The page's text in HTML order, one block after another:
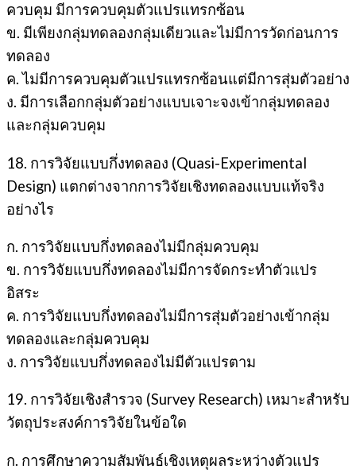
ควบคุม มีการควบคุมตัวแปรแทรกซ้อน
ข. มีเพียงกลุ่มทดลองกลุ่มเดียวและไม่มีการวัดก่อนการ
ทดลอง
ค. ไม่มีการควบคุมตัวแปรแทรกซ้อนแต่มีการสุ่มตัวอย่าง
ง. มีการเลือกกลุ่มตัวอย่างแบบเจาะจงเข้ากลุ่มทดลอง
และกลุ่มควบคุม
18. การวิจัยแบบกึ่งทดลอง (Quasi-Experimental
Design) แตกต่างจากการวิจัยเชิงทดลองแบบแท้จริง
อย่างไร
ก. การวิจัยแบบกึ่งทดลองไม่มีกลุ่มควบคุม
ข. การวิจัยแบบกึ่งทดลองไม่มีการจัดกระทำตัวแปร
อิสระ
ค. การวิจัยแบบกึ่งทดลองไม่มีการสุ่มตัวอย่างเข้ากลุ่ม
ทดลองและกลุ่มควบคุม
ง. การวิจัยแบบกึ่งทดลองไม่มีตัวแปรตาม
19. การวิจัยเชิงสำรวจ (Survey Research) เหมาะสำหรับ
วัตถุประสงค์การวิจัยในข้อใด
ก. การศึกษาความสัมพันธ์เชิงเหตุผลระหว่างตัวแปร